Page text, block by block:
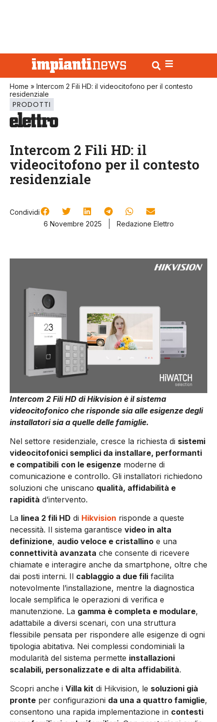
Home » Intercom 2 Fili HD: il videocitofono per il contesto
residenziale
PRODOTTI
Intercom 2 Fili HD: il
videocitofono per il contesto
residenziale
Condividi
6 Novembre 2025
Redazione Elettro
Intercom 2 Fili HD di Hikvision è il sistema
videocitofonico che risponde sia alle esigenze degli
installatori sia a quelle delle famiglie.
Nel settore residenziale, cresce la richiesta di sistemi
videocitofonici semplici da installare, performanti
e compatibili con le esigenze moderne di
comunicazione e controllo. Gli installatori richiedono
soluzioni che uniscano qualità, affidabilità e
rapidità d’intervento.
La linea 2 fili HD di Hikvision risponde a queste
necessità. Il sistema garantisce video in alta
definizione, audio veloce e cristallino e una
connettività avanzata che consente di ricevere
chiamate e interagire anche da smartphone, oltre che
dai posti interni. Il cablaggio a due fili facilita
notevolmente l’installazione, mentre la diagnostica
locale semplifica le operazioni di verifica e
manutenzione. La gamma è completa e modulare,
adattabile a diversi scenari, con una struttura
flessibile pensata per rispondere alle esigenze di ogni
tipologia abitativa. Nei complessi condominiali la
modularità del sistema permette installazioni
scalabili, personalizzate e di alta affidabilità.
Scopri anche i Villa kit di Hikvision, le soluzioni già
pronte per configurazioni da una a quattro famiglie,
consentono una rapida implementazione in contesti